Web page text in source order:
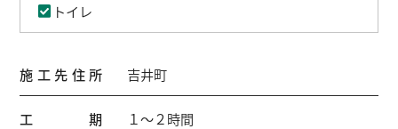
トイレ
施工先住所 吉井町
工期 １～２時間